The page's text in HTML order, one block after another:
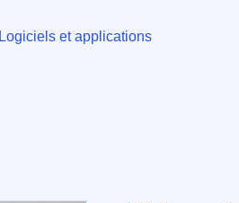
Logiciels et applications